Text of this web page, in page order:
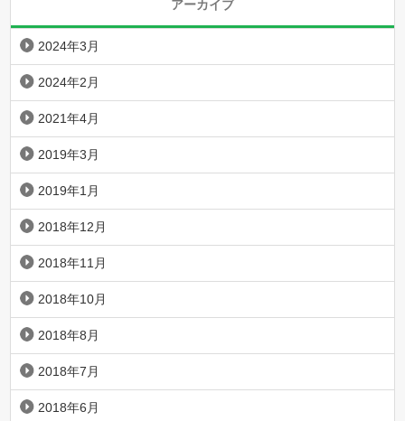
アーカイブ
2024年3月
2024年2月
2021年4月
2019年3月
2019年1月
2018年12月
2018年11月
2018年10月
2018年8月
2018年7月
2018年6月